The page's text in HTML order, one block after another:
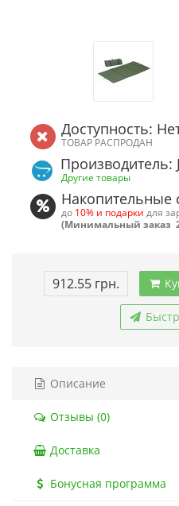
Доступность:
ТОВАР РАСПРОДАН
Производитель:
Другие товары
Накопительные
до 10% и подарки для
(Минимальный заказ
912.55 грн.
Описание
Отзывы (0)
Доставка
Бонусная программа